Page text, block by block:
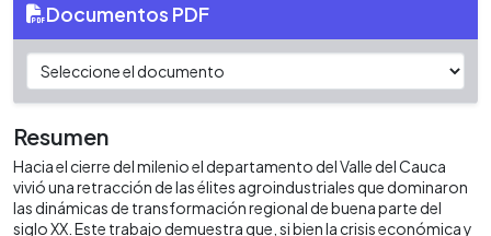
Documentos PDF
Resumen
Hacia el cierre del milenio el departamento del Valle del Cauca
vivió una retracción de las élites agroindustriales que dominaron
las dinámicas de transformación regional de buena parte del
siglo XX. Este trabajo demuestra que, si bien la crisis económica y